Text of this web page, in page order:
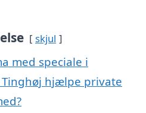
skjul
med speciale i
hjælpe private